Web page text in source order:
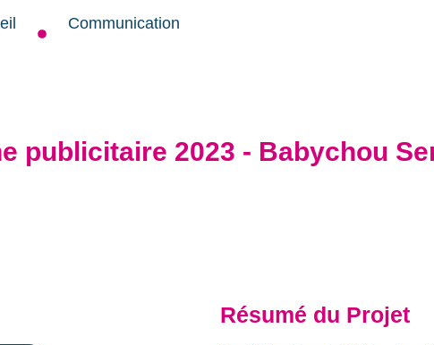
Communication
publicitaire 2023 - Babychou
Résumé du Projet